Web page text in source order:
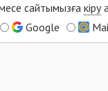
сайтымызға кіру
Google